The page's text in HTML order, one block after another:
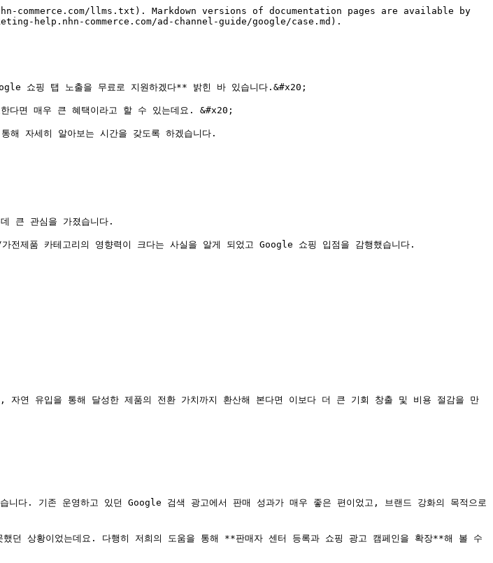
llms.txt). Markdown versions of documentation pages are available by
help.nhn-commerce.com/ad-channel-guide/google/case.md).
쇼핑 탭 노출을 무료로 지원하겠다** 밝힌 바 있습니다.&#x20;
다면 매우 큰 혜택이라고 할 수 있는데요. &#x20;
해 자세히 알아보는 시간을 갖도록 하겠습니다.
큰 관심을 가졌습니다.
제품 카테고리의 영향력이 크다는 사실을 알게 되었고 Google 쇼핑 입점을 감행했습니다.
연 유입을 통해 달성한 제품의 전환 가치까지 환산해 본다면 이보다 더 큰 기회 창출 및 비용 절감을 만
. 기존 운영하고 있던 Google 검색 광고에서 판매 성과가 매우 좋은 편이었고, 브랜드 강화의 목적으로
던 상황이었는데요. 다행히 저희의 도움을 통해 **판매자 센터 등록과 쇼핑 광고 캠페인을 확장**해 볼 수